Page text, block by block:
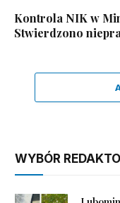
Kontrola NIK w
Stwierdzono
WYBÓR